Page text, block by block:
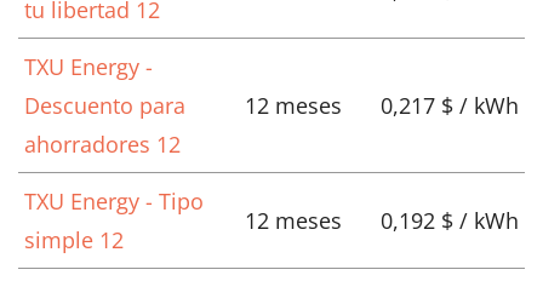
tu libertad 12
TXU Energy -
Descuento para
ahorradores 12
12 meses 0,217 $ / kWh
TXU Energy - Tipo
simple 12
12 meses 0,192 $ / kWh